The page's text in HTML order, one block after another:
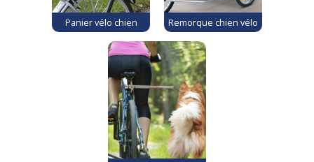
Panier vélo chien Remorque chien vélo